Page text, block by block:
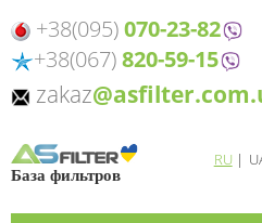
+38(095)070-23-82
+38(067)820-59-15
zakaz
База фильтров
RU|